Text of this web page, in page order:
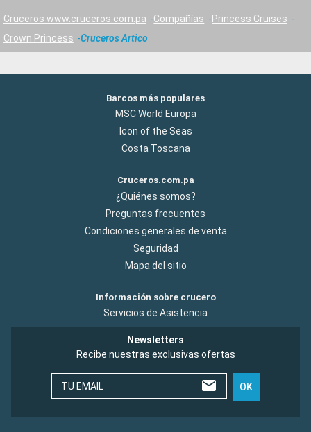
Cruceros www.cruceros.com.pa Compañías
Princess Cruises
Crown Princess
Cruceros Artico
Barcos más populares
MSC World Europa
Icon of the Seas
Costa Toscana
Cruceros.com.pa
¿Quiénes somos?
Preguntas frecuentes
Condiciones generales de venta
Seguridad
Mapa del sitio
Información sobre crucero
Servicios de Asistencia
Newsletters
Recibe nuestras exclusivas ofertas
TU EMAIL OK